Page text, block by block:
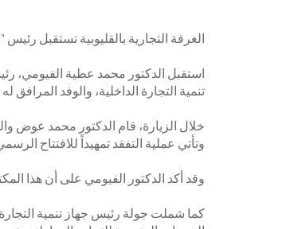
الغرفة التجارية بالقليوبية تستقبل
استقبل الدكتور محمد عطية الفيومي،
تنمية التجارة الداخلية، والوفد
خلال الزيارة، قام الدكتور محمد عوض
وتأتي عملية التفقد تمهيداً للافتتاح
وقد أكد الدكتور الفيومي على أن هذا
كما شملت جولة رئيس جهاز تنمية التجارة